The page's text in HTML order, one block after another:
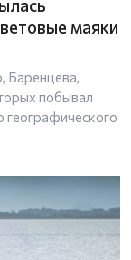
маяки
Баренцева,
побывал